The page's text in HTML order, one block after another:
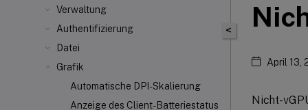
Verwaltung
Authentifizierung
Datei
Grafik
Automatische DPI-Skalierung
Anzeige des Client-Batteriestatus
<
April 13,
Nicht-